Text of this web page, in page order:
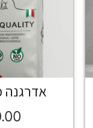
אדרגנה כבש